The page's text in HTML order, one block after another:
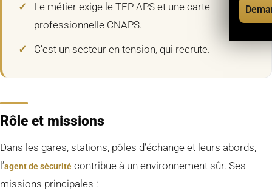
Le métier exige le TFP APS et une carte
professionnelle CNAPS.
C’est un secteur en tension, qui recrute.
Rôle et missions
Dans les gares, stations, pôles d’échange et leurs abords,
l’agent de sécurité contribue à un environnement sûr. Ses
missions principales :